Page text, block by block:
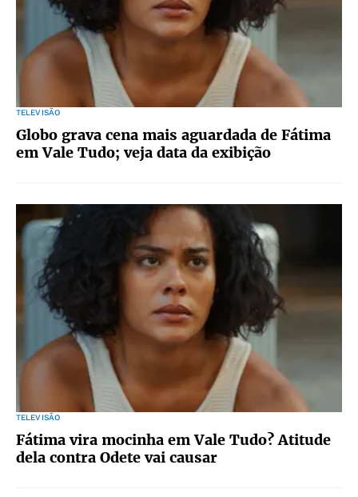
TELEVISÃO
Globo grava cena mais aguardada de Fátima
em Vale Tudo; veja data da exibição
TELEVISÃO
Fátima vira mocinha em Vale Tudo? Atitude
dela contra Odete vai causar